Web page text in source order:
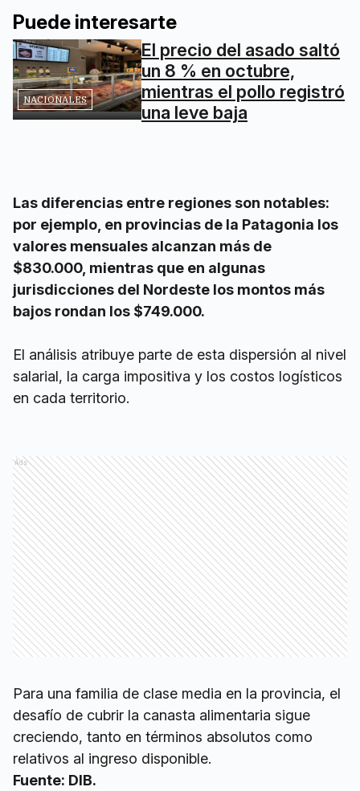
Puede interesarte
NACIONALES
El precio del asado saltó
un 8 % en octubre,
mientras el pollo registró
una leve baja
Las diferencias entre regiones son notables:
por ejemplo, en provincias de la Patagonia los
valores mensuales alcanzan más de
$830.000, mientras que en algunas
jurisdicciones del Nordeste los montos más
bajos rondan los $749.000.
El análisis atribuye parte de esta dispersión al nivel
salarial, la carga impositiva y los costos logísticos
en cada territorio.
Ads
Para una familia de clase media en la provincia, el
desafío de cubrir la canasta alimentaria sigue
creciendo, tanto en términos absolutos como
relativos al ingreso disponible.
Fuente: DIB.